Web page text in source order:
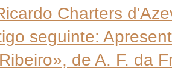
Charters
seguinte:
de A. F. da